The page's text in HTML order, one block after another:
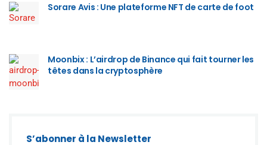
Sorare Avis : Une plateforme NFT de carte de foot
Moonbix : L’airdrop de Binance qui fait tourner les
têtes dans la cryptosphère
S’abonner à la Newsletter